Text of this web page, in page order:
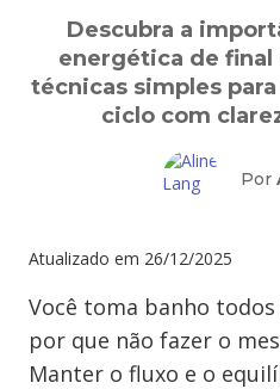
Descubra a
energética de final
técnicas simples
ciclo com
Por
Atualizado em 26/12/2025
Você toma banho
por que não fazer o
Manter o fluxo e o